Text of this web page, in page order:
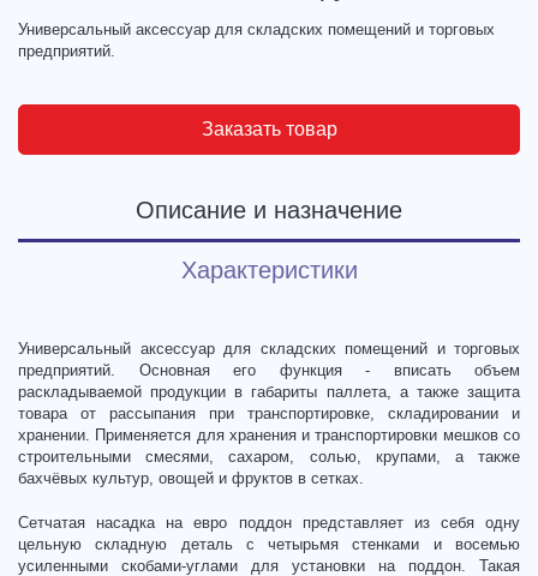
Универсальный аксессуар для складских помещений и торговых
предприятий.
Заказать товар
Описание и назначение
Характеристики
Универсальный аксессуар для складских помещений и торговых
предприятий. Основная его функция - вписать объем
раскладываемой продукции в габариты паллета, а также защита
товара от рассыпания при транспортировке, складировании и
хранении. Применяется для хранения и транспортировки мешков со
строительными смесями, сахаром, солью, крупами, а также
бахчёвых культур, овощей и фруктов в сетках.
Сетчатая насадка на евро поддон представляет из себя одну
цельную складную деталь с четырьмя стенками и восемью
усиленными скобами-углами для установки на поддон. Такая